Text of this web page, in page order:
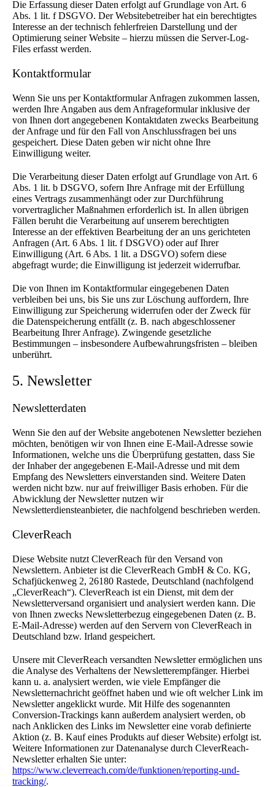
Die Erfassung dieser Daten erfolgt auf Grundlage von Art. 6
Abs. 1 lit. f DSGVO. Der Websitebetreiber hat ein berechtigtes
Interesse an der technisch fehlerfreien Darstellung und der
Optimierung seiner Website – hierzu müssen die Server-Log-
Files erfasst werden.
Kontaktformular
Wenn Sie uns per Kontaktformular Anfragen zukommen lassen,
werden Ihre Angaben aus dem Anfrageformular inklusive der
von Ihnen dort angegebenen Kontaktdaten zwecks Bearbeitung
der Anfrage und für den Fall von Anschlussfragen bei uns
gespeichert. Diese Daten geben wir nicht ohne Ihre
Einwilligung weiter.
Die Verarbeitung dieser Daten erfolgt auf Grundlage von Art. 6
Abs. 1 lit. b DSGVO, sofern Ihre Anfrage mit der Erfüllung
eines Vertrags zusammenhängt oder zur Durchführung
vorvertraglicher Maßnahmen erforderlich ist. In allen übrigen
Fällen beruht die Verarbeitung auf unserem berechtigten
Interesse an der effektiven Bearbeitung der an uns gerichteten
Anfragen (Art. 6 Abs. 1 lit. f DSGVO) oder auf Ihrer
Einwilligung (Art. 6 Abs. 1 lit. a DSGVO) sofern diese
abgefragt wurde; die Einwilligung ist jederzeit widerrufbar.
Die von Ihnen im Kontaktformular eingegebenen Daten
verbleiben bei uns, bis Sie uns zur Löschung auffordern, Ihre
Einwilligung zur Speicherung widerrufen oder der Zweck für
die Datenspeicherung entfällt (z. B. nach abgeschlossener
Bearbeitung Ihrer Anfrage). Zwingende gesetzliche
Bestimmungen – insbesondere Aufbewahrungsfristen – bleiben
unberührt.
5. Newsletter
Newsletter­daten
Wenn Sie den auf der Website angebotenen Newsletter beziehen
möchten, benötigen wir von Ihnen eine E-Mail-Adresse sowie
Informationen, welche uns die Überprüfung gestatten, dass Sie
der Inhaber der angegebenen E-Mail-Adresse und mit dem
Empfang des Newsletters einverstanden sind. Weitere Daten
werden nicht bzw. nur auf freiwilliger Basis erhoben. Für die
Abwicklung der Newsletter nutzen wir
Newsletterdiensteanbieter, die nachfolgend beschrieben werden.
CleverReach
Diese Website nutzt CleverReach für den Versand von
Newslettern. Anbieter ist die CleverReach GmbH & Co. KG,
Schafjückenweg 2, 26180 Rastede, Deutschland (nachfolgend
„CleverReach“). CleverReach ist ein Dienst, mit dem der
Newsletterversand organisiert und analysiert werden kann. Die
von Ihnen zwecks Newsletterbezug eingegebenen Daten (z. B.
E-Mail-Adresse) werden auf den Servern von CleverReach in
Deutschland bzw. Irland gespeichert.
Unsere mit CleverReach versandten Newsletter ermöglichen uns
die Analyse des Verhaltens der Newsletterempfänger. Hierbei
kann u. a. analysiert werden, wie viele Empfänger die
Newsletternachricht geöffnet haben und wie oft welcher Link im
Newsletter angeklickt wurde. Mit Hilfe des sogenannten
Conversion-Trackings kann außerdem analysiert werden, ob
nach Anklicken des Links im Newsletter eine vorab definierte
Aktion (z. B. Kauf eines Produkts auf dieser Website) erfolgt ist.
Weitere Informationen zur Datenanalyse durch CleverReach-
Newsletter erhalten Sie unter:
https://www.cleverreach.com/de/funktionen/reporting-und-
tracking/.